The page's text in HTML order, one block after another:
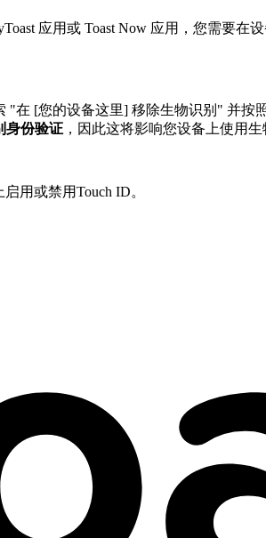
应用或 Toast Now 应用，您需要
"在 [您的设备这里] 移除生物识别" 并
身份验证 ，因此这将影响您设备上使用
用或禁用Touch ID。